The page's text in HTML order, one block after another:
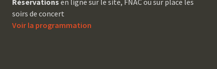
soirs de concert
Voir la programmation